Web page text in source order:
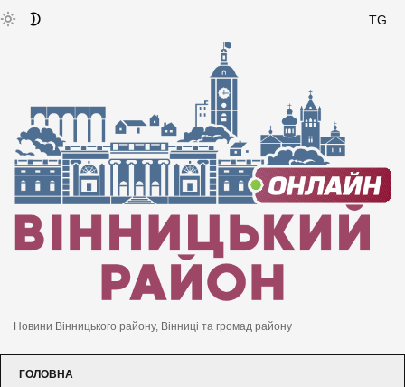
TG
Новини Вінницького району, Вінниці та громад району
ГОЛОВНА